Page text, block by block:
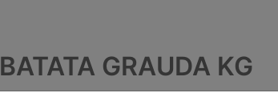
BATATA GRAUDA KG